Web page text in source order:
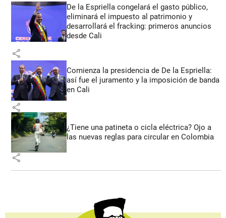
De la Espriella congelará el gasto público,
eliminará el impuesto al patrimonio y
desarrollará el fracking: primeros anuncios
desde Cali
share
Comienza la presidencia de De la Espriella:
así fue el juramento y la imposición de banda
en Cali
share
¿Tiene una patineta o cicla eléctrica? Ojo a
las nuevas reglas para circular en Colombia
share